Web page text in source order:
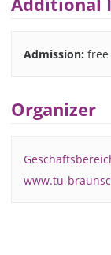
Admission: free
Organizer
www.tu-